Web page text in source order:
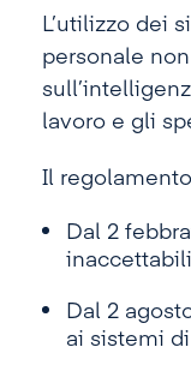
L’utilizzo dei
personale
lavoro e gli
Il
Dal 2
Dal 2
ai sistemi